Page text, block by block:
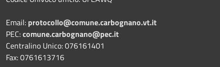
Email: protocollo@comune.carbognano.vt.it
PEC:comune.carbognano@pec.it
Centralino Unico: 076161401
Fax: 0761613716